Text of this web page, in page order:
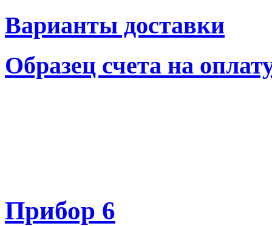
Варианты доставки
Образец счета на
Прибор 6